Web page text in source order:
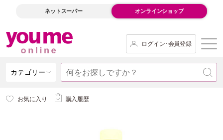
ネットスーパー オンラインショップ
ログイン･会員登録
カテゴリー
お気に入り 購入履歴